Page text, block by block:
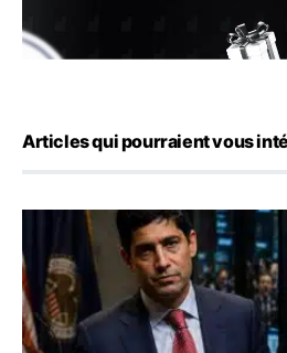
Articles qui pourraient vous
Emploi américain : 23 000